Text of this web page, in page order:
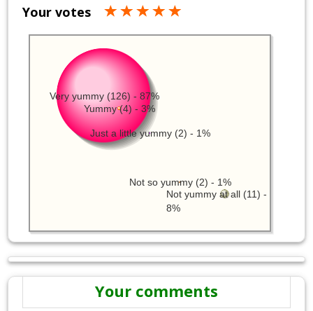
Your votes
Very yummy (126) - 87%
Not yummy at all (11) -
8%
Yummy (4) - 3%
Not so yummy (2) - 1%
Just a little yummy (2) - 1%
Your comments